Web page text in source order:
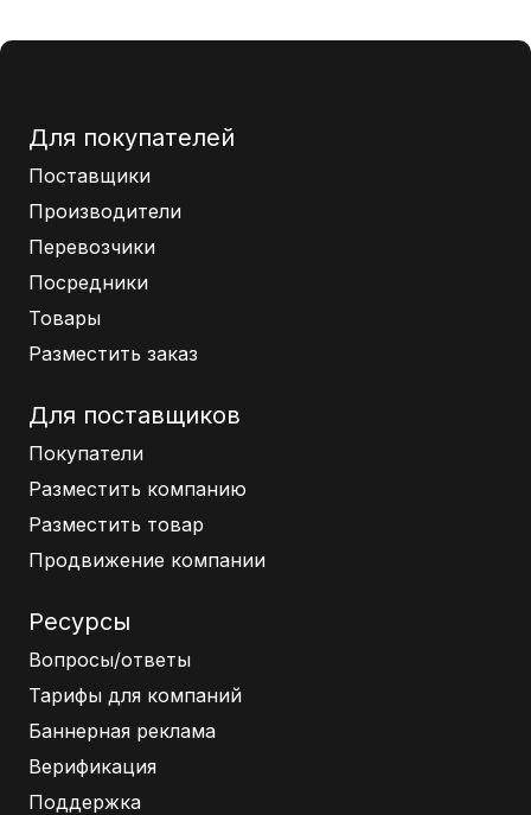
Для покупателей
Поставщики
Производители
Перевозчики
Посредники
Товары
Разместить заказ
Для поставщиков
Покупатели
Разместить компанию
Разместить товар
Продвижение компании
Ресурсы
Вопросы/ответы
Тарифы для компаний
Баннерная реклама
Верификация
Поддержка